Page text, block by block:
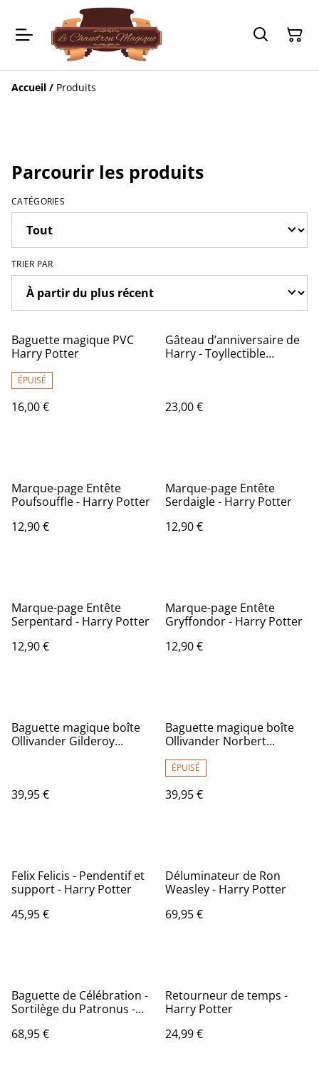
Accueil / Produits
Parcourir les produits
CATÉGORIES
TRIER PAR
Baguette magique PVC
Harry Potter
ÉPUISÉ
16,00 €
Gâteau d’anniversaire de
Harry - Toyllectible
23,00 €
Marque-page Entête
Poufsouffle - Harry Potter
12,90 €
Marque-page Entête
Serdaigle - Harry Potter
12,90 €
Marque-page Entête
Serpentard - Harry Potter
12,90 €
Marque-page Entête
Gryffondor - Harry Potter
12,90 €
Baguette magique boîte
Ollivander Gilderoy
39,95 €
Baguette magique boîte
Ollivander Norbert
Fantastiques
ÉPUISÉ
39,95 €
Felix Felicis - Pendentif et
support - Harry Potter
45,95 €
Déluminateur de Ron
Weasley - Harry Potter
69,95 €
Baguette de Célébration -
Sortilège du Patronus -
68,95 €
Retourneur de temps -
Harry Potter
24,99 €